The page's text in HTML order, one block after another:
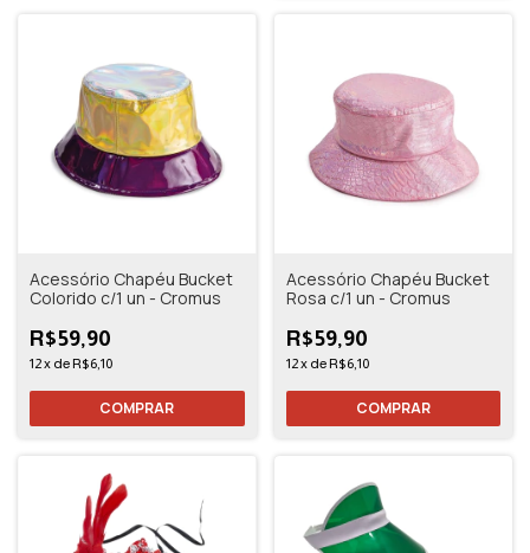
Acessório Chapéu Bucket
Colorido c/1 un - Cromus
R$59,90
12x de R$6,10
Acessório Chapéu Bucket
Rosa c/1 un - Cromus
R$59,90
12x de R$6,10